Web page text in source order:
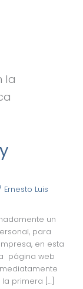
la
Ernesto Luis
un
para
en esta
página web
primera […]